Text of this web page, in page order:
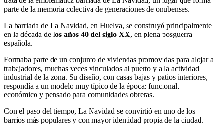
parte de la memoria colectiva de generaciones de onubenses.
La barriada de La Navidad, en Huelva, se construyó principalmente
en la década de los años 40 del siglo XX, en plena posguerra
española.
Formaba parte de un conjunto de viviendas promovidas para alojar a
trabajadores, muchas veces vinculados al puerto y a la actividad
industrial de la zona. Su diseño, con casas bajas y patios interiores,
respondía a un modelo muy típico de la época: funcional,
económico y pensado para comunidades obreras.
Con el paso del tiempo, La Navidad se convirtió en uno de los
barrios más populares y con mayor identidad propia de la ciudad.